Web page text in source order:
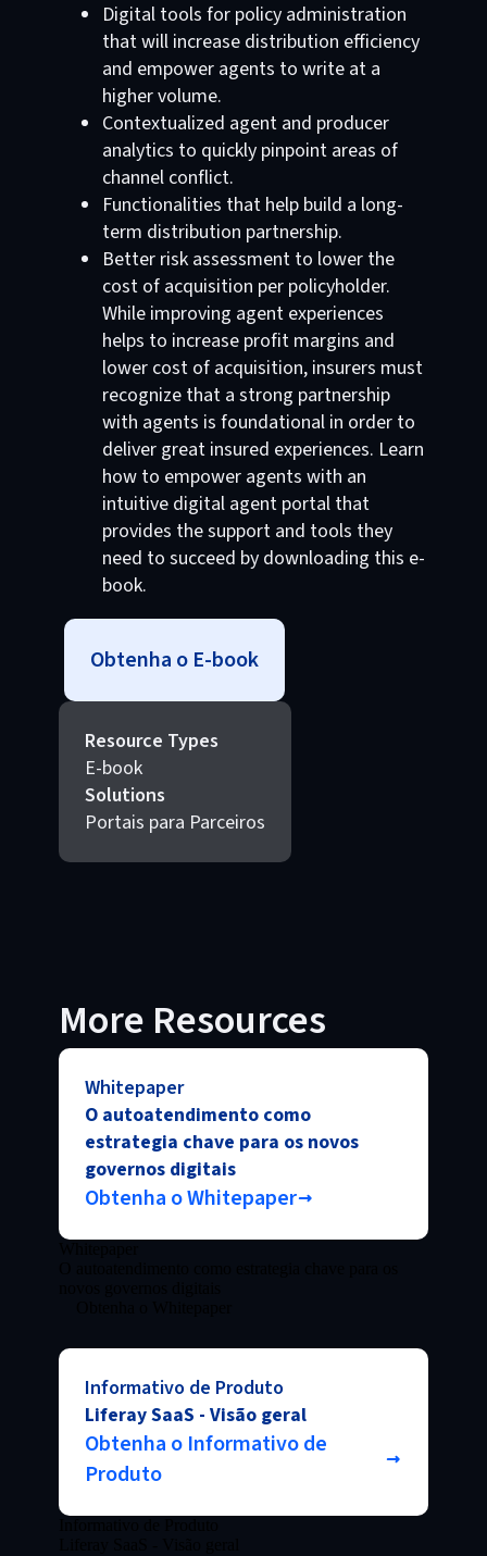
Digital tools for policy administration
that will increase distribution efficiency
and empower agents to write at a
higher volume.
Contextualized agent and producer
analytics to quickly pinpoint areas of
channel conflict.
Functionalities that help build a long-
term distribution partnership.
Better risk assessment to lower the
cost of acquisition per policyholder.
While improving agent experiences
helps to increase profit margins and
lower cost of acquisition, insurers must
recognize that a strong partnership
with agents is foundational in order to
deliver great insured experiences. Learn
how to empower agents with an
intuitive digital agent portal that
provides the support and tools they
need to succeed by downloading this e-
book.
Obtenha o E-book
Resource Types
E-book
Solutions
Portais para Parceiros
More Resources
Whitepaper
O autoatendimento como
estrategia chave para os novos
governos digitais
Obtenha o Whitepaper
Informativo de Produto
Liferay SaaS - Visão geral
Obtenha o Informativo de
Produto